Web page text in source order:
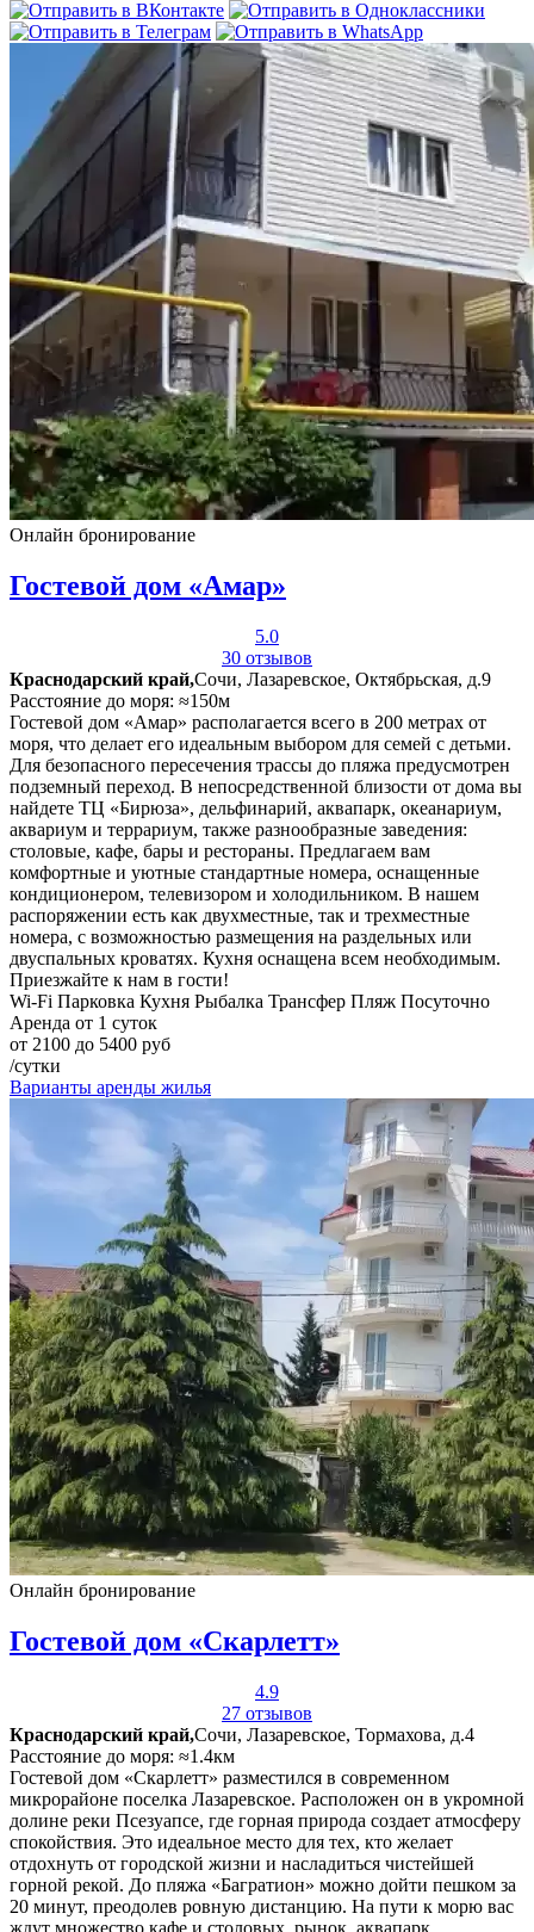
Онлайн бронирование
Гостевой дом «Амар»
5.0
30 отзывов
Краснодарский край,Сочи, Лазаревское, Октябрьская, д.9
Расстояние до моря: ≈150м
Гостевой дом «Амар» располагается всего в 200 метрах от
моря, что делает его идеальным выбором для семей с детьми.
Для безопасного пересечения трассы до пляжа предусмотрен
подземный переход. В непосредственной близости от дома вы
найдете ТЦ «Бирюза», дельфинарий, аквапарк, океанариум,
аквариум и террариум, также разнообразные заведения:
столовые, кафе, бары и рестораны. Предлагаем вам
комфортные и уютные стандартные номера, оснащенные
кондиционером, телевизором и холодильником. В нашем
распоряжении есть как двухместные, так и трехместные
номера, с возможностью размещения на раздельных или
двуспальных кроватях. Кухня оснащена всем необходимым.
Приезжайте к нам в гости!
Wi-Fi Парковка Кухня Рыбалка Трансфер Пляж Посуточно
Аренда от 1 суток
от 2100 до 5400 руб
/сутки
Варианты аренды жилья
Онлайн бронирование
Гостевой дом «Скарлетт»
4.9
27 отзывов
Краснодарский край,Сочи, Лазаревское, Тормахова, д.4
Расстояние до моря: ≈1.4км
Гостевой дом «Скарлетт» разместился в современном
микрорайоне поселка Лазаревское. Расположен он в укромной
долине реки Псезуапсе, где горная природа создает атмосферу
спокойствия. Это идеальное место для тех, кто желает
отдохнуть от городской жизни и насладиться чистейшей
горной рекой. До пляжа «Багратион» можно дойти пешком за
20 минут, преодолев ровную дистанцию. На пути к морю вас
ждут множество кафе и столовых, рынок, аквапарк